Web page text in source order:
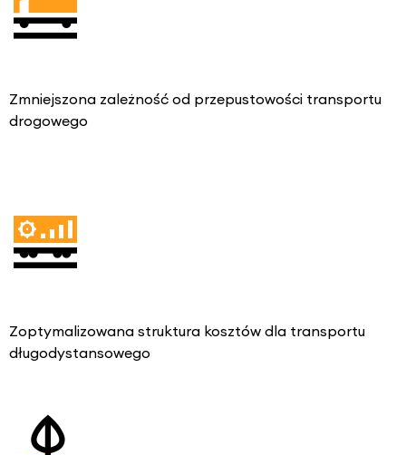
Zmniejszona zależność od przepustowości transportu
drogowego
Zoptymalizowana struktura kosztów dla transportu
długodystansowego